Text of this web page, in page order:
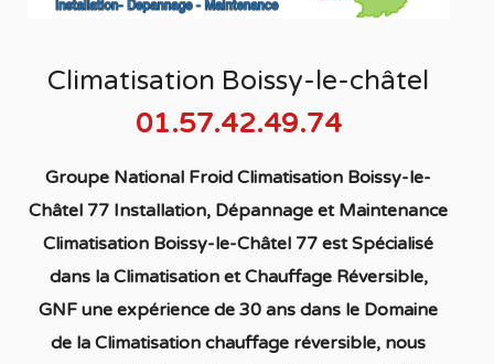
Climatisation Boissy-le-châtel
01.57.42.49.74
Groupe National Froid Climatisation Boissy-le-
Châtel 77 Installation, Dépannage et Maintenance
Climatisation Boissy-le-Châtel 77est Spécialisé
dans la Climatisationet ChauffageRéversible,
GNF une expérience de 30 ans dans le Domaine
de la Climatisation chauffage réversible, nous